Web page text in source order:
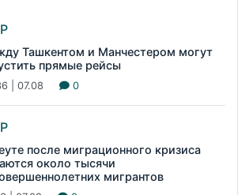
Ташкентом и Манчестером могут
прямые рейсы
| 07.08 0
после миграционного кризиса
около тысячи
мигрантов